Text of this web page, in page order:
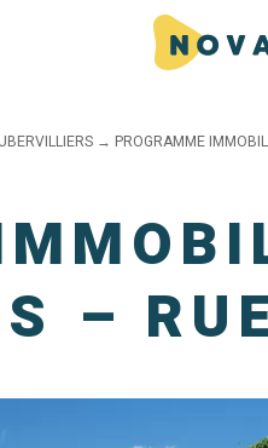
→ PROGRAMME
–